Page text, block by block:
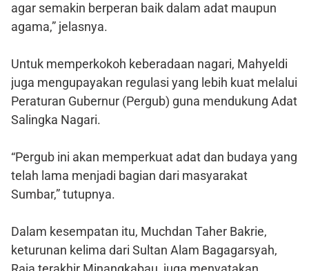
agar semakin berperan baik dalam adat maupun
agama,” jelasnya.
Untuk memperkokoh keberadaan nagari, Mahyeldi
juga mengupayakan regulasi yang lebih kuat melalui
Peraturan Gubernur (Pergub) guna mendukung Adat
Salingka Nagari.
“Pergub ini akan memperkuat adat dan budaya yang
telah lama menjadi bagian dari masyarakat
Sumbar,” tutupnya.
Dalam kesempatan itu, Muchdan Taher Bakrie,
keturunan kelima dari Sultan Alam Bagagarsyah,